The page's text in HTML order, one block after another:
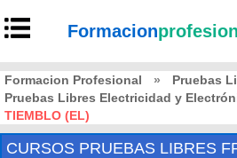
Formacion
Formacion Profesional » Pruebas
Pruebas Libres Electricidad y
TIEMBLO (EL)
CURSOS PRUEBAS LIBRES